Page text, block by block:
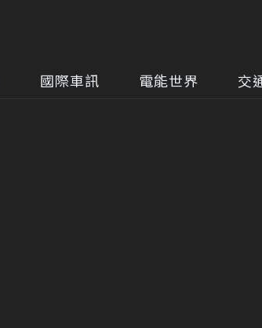
國際車訊 電能世界 交